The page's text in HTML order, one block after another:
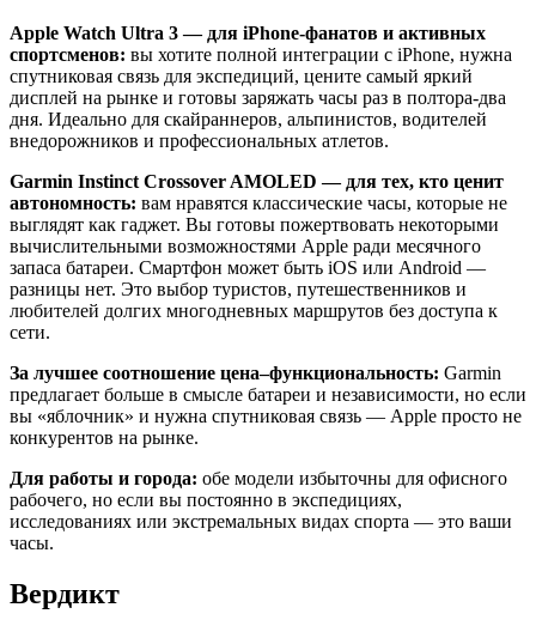
Apple Watch Ultra 3 — для iPhone-фанатов и активных
спортсменов: вы хотите полной интеграции с iPhone, нужна
спутниковая связь для экспедиций, цените самый яркий
дисплей на рынке и готовы заряжать часы раз в полтора-два
дня. Идеально для скайраннеров, альпинистов, водителей
внедорожников и профессиональных атлетов.
Garmin Instinct Crossover AMOLED — для тех, кто ценит
автономность: вам нравятся классические часы, которые не
выглядят как гаджет. Вы готовы пожертвовать некоторыми
вычислительными возможностями Apple ради месячного
запаса батареи. Смартфон может быть iOS или Android —
разницы нет. Это выбор туристов, путешественников и
любителей долгих многодневных маршрутов без доступа к
сети.
За лучшее соотношение цена–функциональность: Garmin
предлагает больше в смысле батареи и независимости, но если
вы «яблочник» и нужна спутниковая связь — Apple просто не
конкурентов на рынке.
Для работы и города: обе модели избыточны для офисного
рабочего, но если вы постоянно в экспедициях,
исследованиях или экстремальных видах спорта — это ваши
часы.
Вердикт